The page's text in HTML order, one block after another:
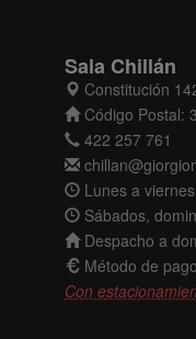
Sala Chillán
Constitución
Código Postal:
422 257 761
Lunes a
Sábados,
Despacho a
Método de
Con